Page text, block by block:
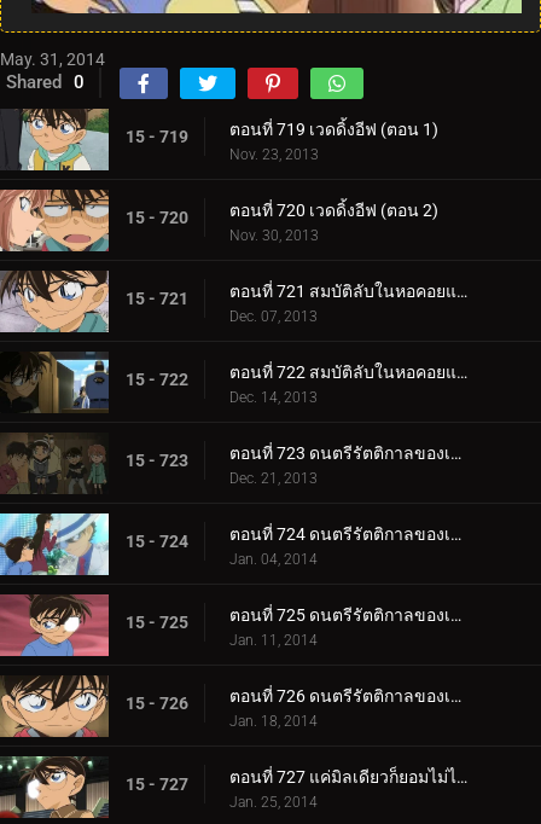
May. 31, 2014
Shared 0
15 - 719 ตอนที่ 719 เวดดิ้งอีฟ (ตอน 1)
Nov. 23, 2013
15 - 720 ตอนที่ 720 เวดดิ้งอีฟ (ตอน 2)
Nov. 30, 2013
15 - 721 ตอนที่ 721 สมบัติลับในหอคอยแห่งความมืด (ตอน 1)
Dec. 07, 2013
15 - 722 ตอนที่ 722 สมบัติลับในหอคอยแห่งความมืด (ตอน 2)
Dec. 14, 2013
15 - 723 ตอนที่ 723 ดนตรีรัตติกาลของเหล่านักสืบ (ตอน 1)
Dec. 21, 2013
15 - 724 ตอนที่ 724 ดนตรีรัตติกาลของเหล่านักสืบ (ตอน 2)
Jan. 04, 2014
15 - 725 ตอนที่ 725 ดนตรีรัตติกาลของเหล่านักสืบ (ตอน 3)
Jan. 11, 2014
15 - 726 ตอนที่ 726 ดนตรีรัตติกาลของเหล่านักสืบ (ตอน 4)
Jan. 18, 2014
15 - 727 ตอนที่ 727 แค่มิลเดียวก็ยอมไม่ได้ (ตอน 1)
Jan. 25, 2014